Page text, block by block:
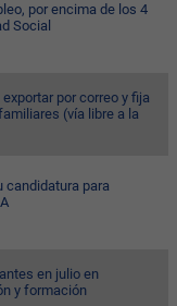
por encima de los 4
Social
por correo y fija
(vía libre a la
candidatura para
en julio en
y formación